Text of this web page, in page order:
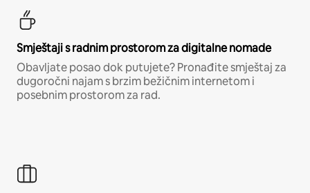
Smještaji s radnim prostorom za digitalne nomade
Obavljate posao dok putujete? Pronađite smještaj za
dugoročni najam s brzim bežičnim internetom i
posebnim prostorom za rad.